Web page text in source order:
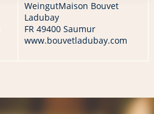
WeingutMaison Bouvet
Ladubay
FR 49400 Saumur
www.bouvetladubay.com